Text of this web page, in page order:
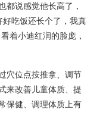
都说感觉他长高了，
吃饭还长个了，我真
着小迪红润的脸庞，
穴位点按推拿、调节
来改善儿童体质、提
保健、调理体质上有